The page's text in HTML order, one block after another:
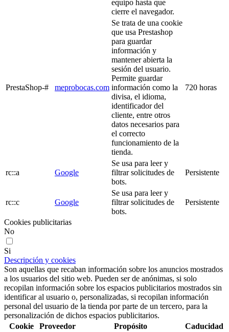
equipo hasta que
cierre el navegador.
PrestaShop-# meprobocas.com
Se trata de una cookie
que usa Prestashop
para guardar
información y
mantener abierta la
sesión del usuario.
Permite guardar
información como la
divisa, el idioma,
identificador del
cliente, entre otros
datos necesarios para
el correcto
funcionamiento de la
tienda.
720 horas
rc::a Google
Se usa para leer y
filtrar solicitudes de
bots.
Persistente
rc::c Google
Se usa para leer y
filtrar solicitudes de
bots.
Persistente
Cookies publicitarias
No
Si
Descripción y cookies
Son aquellas que recaban información sobre los anuncios mostrados
a los usuarios del sitio web. Pueden ser de anónimas, si solo
recopilan información sobre los espacios publicitarios mostrados sin
identificar al usuario o, personalizadas, si recopilan información
personal del usuario de la tienda por parte de un tercero, para la
personalización de dichos espacios publicitarios.
Cookie
Proveedor Propósito Caducidad